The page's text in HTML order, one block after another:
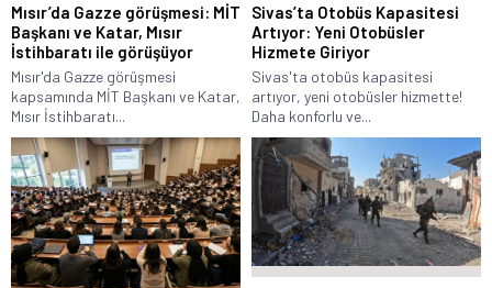
Mısır’da Gazze görüşmesi: MİT
Başkanı ve Katar, Mısır
İstihbaratı ile görüşüyor
Mısır'da Gazze görüşmesi
kapsamında MİT Başkanı ve Katar,
Mısır İstihbaratı...
Sivas’ta Otobüs Kapasitesi
Artıyor: Yeni Otobüsler
Hizmete Giriyor
Sivas'ta otobüs kapasitesi
artıyor, yeni otobüsler hizmette!
Daha konforlu ve...